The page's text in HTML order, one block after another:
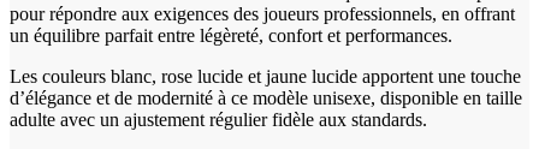
pour répondre aux exigences des joueurs professionnels, en offrant
un équilibre parfait entre légèreté, confort et performances.
Les couleurs blanc, rose lucide et jaune lucide apportent une touche
d’élégance et de modernité à ce modèle unisexe, disponible en taille
adulte avec un ajustement régulier fidèle aux standards.